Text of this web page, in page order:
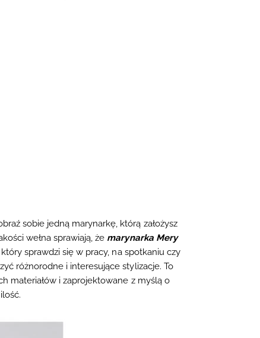
sobie jedną marynarkę, którą założysz
wełna sprawiają, że marynarka Mery
sprawdzi się w pracy, na spotkaniu czy
różnorodne i interesujące stylizacje. To
materiałów i zaprojektowane z myślą o